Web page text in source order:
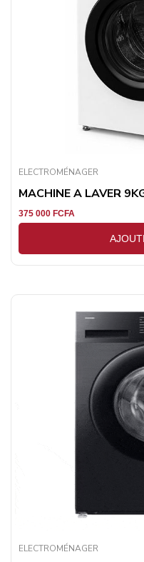
ELECTROMÉNAGER
MACHINE A LAVER
375 000 FCFA
ELECTROMÉNAGER